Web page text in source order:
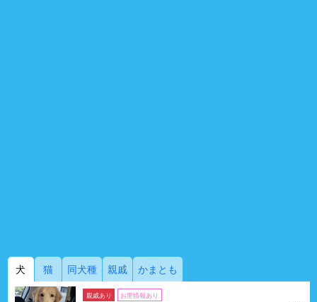
犬 猫 同犬種 親戚 かまとも
親戚あり お里情報あり